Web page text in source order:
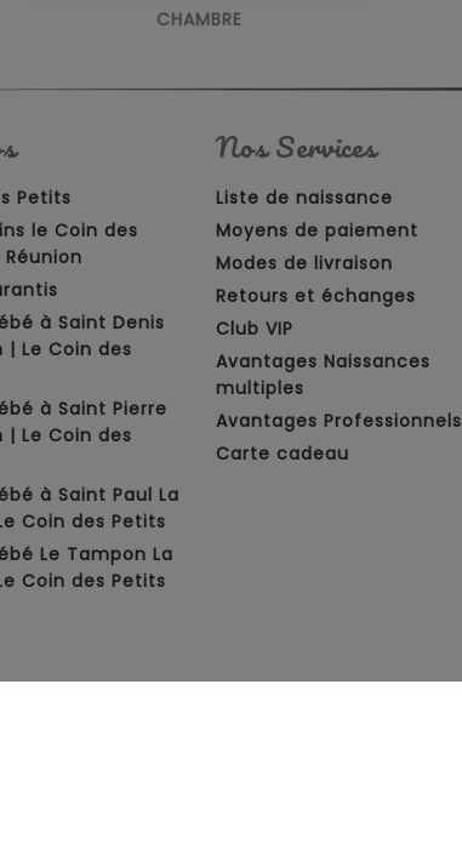
CHAMBRE
Petits
le Coin des
à Saint Denis
| Le Coin des
à Saint Pierre
| Le Coin des
à Saint Paul La
Coin des Petits
Le Tampon La
Coin des Petits
Nos Services
Liste de naissance
Moyens de paiement
Modes de livraison
Retours et échanges
Club VIP
Avantages Naissances
multiples
Avantages Professionnels
Carte cadeau